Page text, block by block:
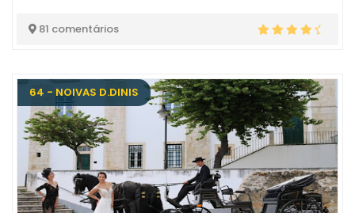
81 comentários
64 - NOIVAS D.DINIS